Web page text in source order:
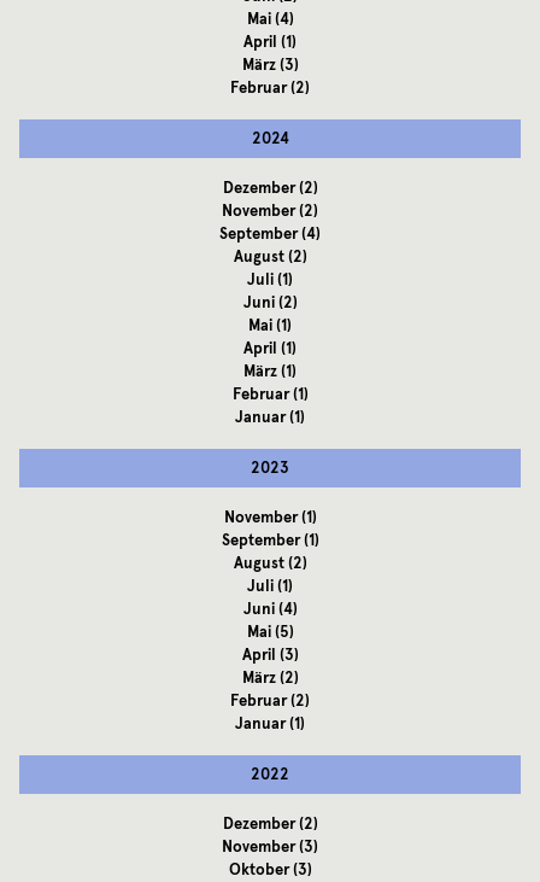
Mai(4)
April (1)
März(3)
Februar(2)
2024
Dezember(2)
November(2)
September(4)
August(2)
Juli(1)
Juni(2)
Mai(1)
April (1)
März(1)
Februar(1)
Januar(1)
2023
November(1)
September(1)
August(2)
Juli(1)
Juni(4)
Mai(5)
April (3)
März(2)
Februar(2)
Januar(1)
2022
Dezember(2)
November(3)
Oktober(3)